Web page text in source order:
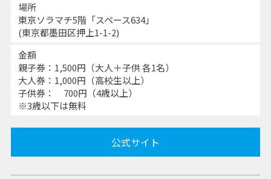
場所
東京ソラマチ5階「スペース634」
(東京都墨田区押上1-1-2)
金額
親子券：1,500円（大人＋子供 各1名）
大人券：1,000円（高校生以上）
子供券： 700円（4歳以上）
※3歳以下は無料
公式サイト